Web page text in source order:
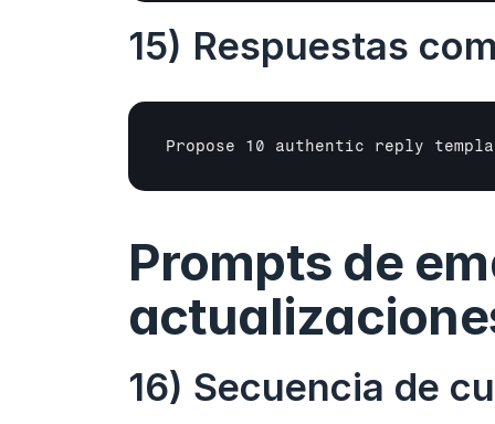
15) Respuestas
Propose 10 authentic reply
Prompts de
16) Secuencia de